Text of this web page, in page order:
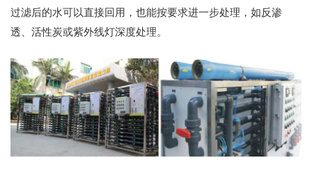
过滤后的水可以直接回用，也能按要求进一步处理，如反渗
透、活性炭或紫外线灯深度处理。